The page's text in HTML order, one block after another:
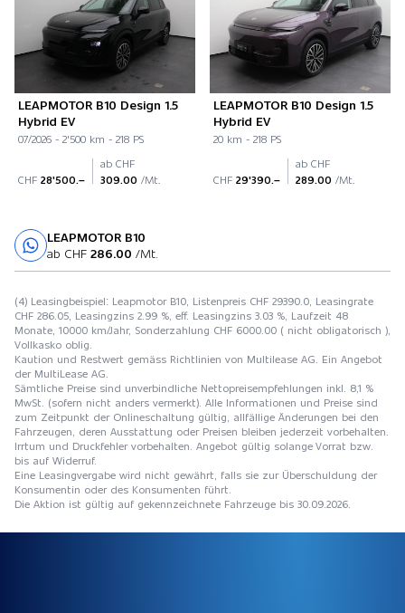
LEAPMOTOR B10 Design 1.5
Hybrid EV
07/2026 - 2'500 km - 218 PS
CHF 28'500.–
ab CHF
309.00 /Mt.
LEAPMOTOR B10 Design 1.5
Hybrid EV
20 km - 218 PS
CHF 29'390.–
ab CHF
289.00 /Mt.
LEAPMOTOR B10
ab CHF 286.00 /Mt.
(4) Leasingbeispiel: Leapmotor B10, Listenpreis CHF 29390.0, Leasingrate
CHF 286.05, Leasingzins 2.99 %, eff. Leasingzins 3.03 %, Laufzeit 48
Monate, 10000 km/Jahr, Sonderzahlung CHF 6000.00 ( nicht obligatorisch ),
Vollkasko oblig.
Kaution und Restwert gemäss Richtlinien von Multilease AG. Ein Angebot
der MultiLease AG.
Sämtliche Preise sind unverbindliche Nettopreisempfehlungen inkl. 8,1 %
MwSt. (sofern nicht anders vermerkt). Alle Informationen und Preise sind
zum Zeitpunkt der Onlineschaltung gültig, allfällige Änderungen bei den
Fahrzeugen, deren Ausstattung oder Preisen bleiben jederzeit vorbehalten.
Irrtum und Druckfehler vorbehalten. Angebot gültig solange Vorrat bzw.
bis auf Widerruf.
Eine Leasingvergabe wird nicht gewährt, falls sie zur Überschuldung der
Konsumentin oder des Konsumenten führt.
Die Aktion ist gültig auf gekennzeichnete Fahrzeuge bis 30.09.2026.